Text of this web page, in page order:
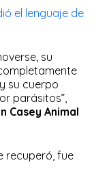
el lenguaje de
su
su cuerpo
parásitos”,
Casey Animal
recuperó, fue